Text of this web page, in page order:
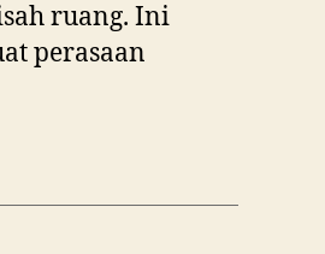
ruang. Ini
perasaan